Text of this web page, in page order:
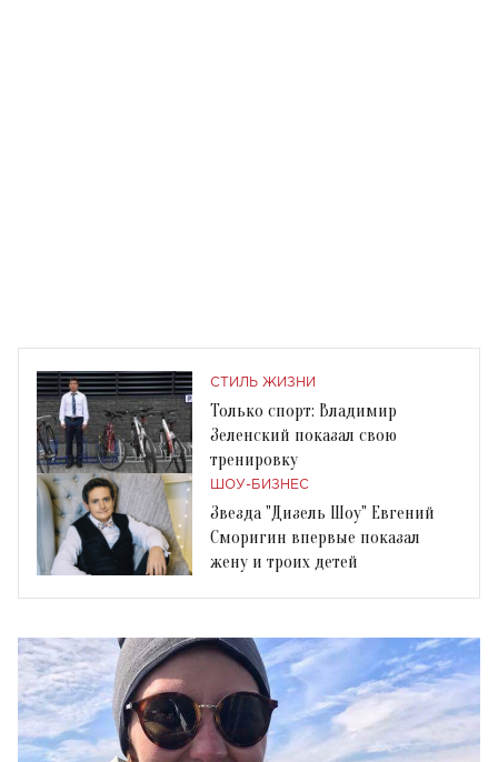
СТИЛЬ ЖИЗНИ
Только спорт: Владимир
Зеленский показал свою
тренировку
ШОУ-БИЗНЕС
Звезда "Дизель Шоу" Евгений
Сморигин впервые показал
жену и троих детей